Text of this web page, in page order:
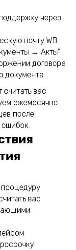
через
почту WB
→ Акты"
договора
документа
вас
ежемесячно
после
вас